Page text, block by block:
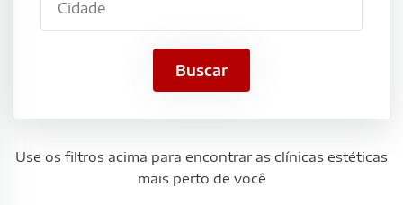
Buscar
Use os filtros acima para encontrar as clínicas estéticas
mais perto de você